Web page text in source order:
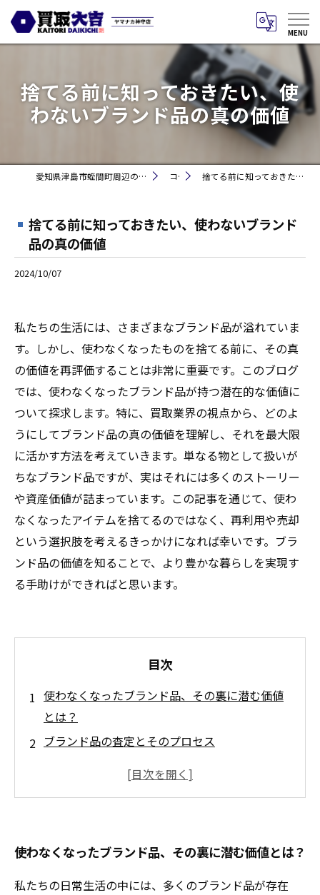
捨てる前に知っておきたい、使
わないブランド品の真の価値
愛知県津島市蛭間町周辺のお買取りなら買取大吉 ヤマナカ神守店 コラム 捨てる前に知っておきたい、使わないブランド品の真の価値
捨てる前に知っておきたい、使わないブランド
品の真の価値
2024/10/07
私たちの生活には、さまざまなブランド品が溢れていま
す。しかし、使わなくなったものを捨てる前に、その真
の価値を再評価することは非常に重要です。このブログ
では、使わなくなったブランド品が持つ潜在的な価値に
ついて探求します。特に、買取業界の視点から、どのよ
うにしてブランド品の真の価値を理解し、それを最大限
に活かす方法を考えていきます。単なる物として扱いが
ちなブランド品ですが、実はそれには多くのストーリー
や資産価値が詰まっています。この記事を通じて、使わ
なくなったアイテムを捨てるのではなく、再利用や売却
という選択肢を考えるきっかけになれば幸いです。ブラ
ンド品の価値を知ることで、より豊かな暮らしを実現す
る手助けができればと思います。
目次
使わなくなったブランド品、その裏に潜む価値
とは？
ブランド品の査定とそのプロセス
再利用の選択肢とその利点
使わなくなったブランド品、その裏に潜む価値とは？
私たちの日常生活の中には、多くのブランド品が存在